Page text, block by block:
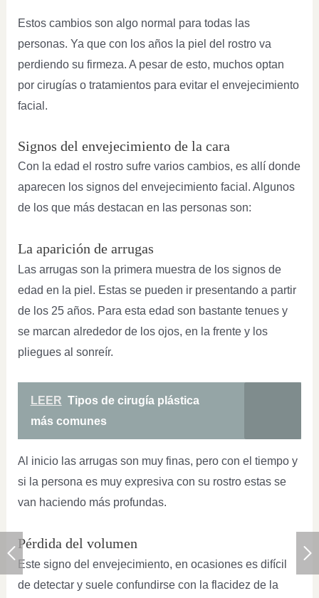
Estos cambios son algo normal para todas las
personas. Ya que con los años la piel del rostro va
perdiendo su firmeza. A pesar de esto, muchos optan
por cirugías o tratamientos para evitar el envejecimiento
facial.
Signos del envejecimiento de la cara
Con la edad el rostro sufre varios cambios, es allí donde
aparecen los signos del envejecimiento facial. Algunos
de los que más destacan en las personas son:
La aparición de arrugas
Las arrugas son la primera muestra de los signos de
edad en la piel. Estas se pueden ir presentando a partir
de los 25 años. Para esta edad son bastante tenues y
se marcan alrededor de los ojos, en la frente y los
pliegues al sonreír.
LEER Tipos de cirugía plástica
más comunes
Al inicio las arrugas son muy finas, pero con el tiempo y
si la persona es muy expresiva con su rostro estas se
van haciendo más profundas.
Pérdida del volumen
Este signo del envejecimiento, en ocasiones es difícil
de detectar y suele confundirse con la flacidez de la